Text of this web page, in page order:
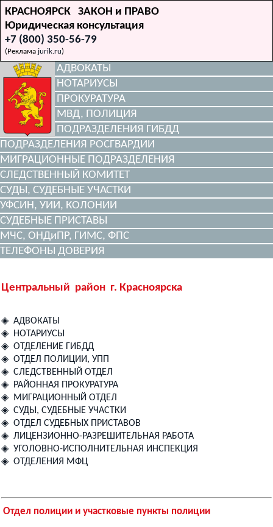
КРАСНОЯРСК ЗАКОН и ПРАВО
Юридическая консультация
+7 (800) 350-56-79
(Реклама jurik.ru)
АДВОКАТЫ
НОТАРИУСЫ
ПРОКУРАТУРА
МВД, ПОЛИЦИЯ
ПОДРАЗДЕЛЕНИЯ ГИБДД
ПОДРАЗДЕЛЕНИЯ РОСГВАРДИИ
МИГРАЦИОННЫЕ ПОДРАЗДЕЛЕНИЯ
СЛЕДСТВЕННЫЙ КОМИТЕТ
СУДЫ, СУДЕБНЫЕ УЧАСТКИ
УФСИН, УИИ, КОЛОНИИ
СУДЕБНЫЕ ПРИСТАВЫ
МЧС, ОНДиПР, ГИМС, ФПС
ТЕЛЕФОНЫ ДОВЕРИЯ
Центральный район г. Красноярска
◈ АДВОКАТЫ
◈ НОТАРИУСЫ
◈ ОТДЕЛЕНИЕ ГИБДД
◈ ОТДЕЛ ПОЛИЦИИ, УПП
◈ СЛЕДСТВЕННЫЙ ОТДЕЛ
◈ РАЙОННАЯ ПРОКУРАТУРА
◈ МИГРАЦИОННЫЙ ОТДЕЛ
◈ СУДЫ, СУДЕБНЫЕ УЧАСТКИ
◈ ОТДЕЛ СУДЕБНЫХ ПРИСТАВОВ
◈ ЛИЦЕНЗИОННО-РАЗРЕШИТЕЛЬНАЯ РАБОТА
◈ УГОЛОВНО-ИСПОЛНИТЕЛЬНАЯ ИНСПЕКЦИЯ
◈ ОТДЕЛЕНИЯ МФЦ
Отдел полиции и участковые пункты полиции